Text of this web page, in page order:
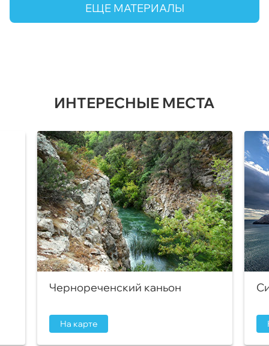
ЕЩЕ МАТЕРИАЛЫ
ИНТЕРЕСНЫЕ МЕСТА
Чернореченский каньон
На карте